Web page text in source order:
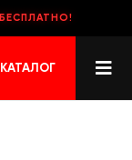
БЕСПЛАТНО!
КАТАЛОГ